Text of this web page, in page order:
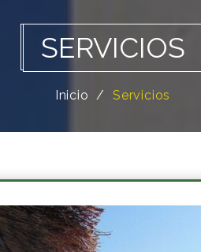
SERVICIOS
Inicio Servicios